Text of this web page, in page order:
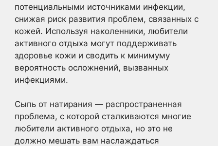
потенциальными источниками инфекции,
снижая риск развития проблем, связанных с
кожей. Используя наколенники, любители
активного отдыха могут поддерживать
здоровье кожи и сводить к минимуму
вероятность осложнений, вызванных
инфекциями.
Сыпь от натирания — распространенная
проблема, с которой сталкиваются многие
любители активного отдыха, но это не
должно мешать вам наслаждаться